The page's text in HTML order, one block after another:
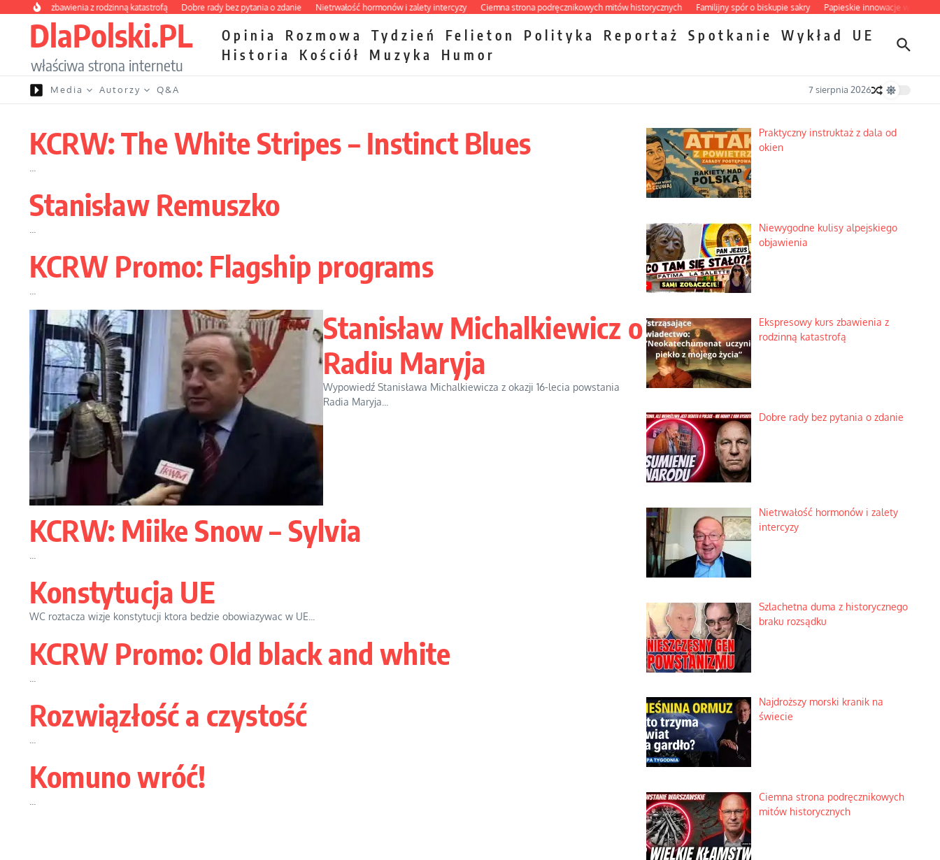
Przejdź do treści
kurs zbawienia z rodzinną katastrofą Dobre rady bez pytania o zdanie Nietrwałość hormonów i zalety intercyzy Ciemna strona podręcznikowych mitów historycznych Familijny spór o biskupie sakry Papieskie innowacje w tradycyjnym
DlaPolski.PL
właściwa strona internetu
Opinia Rozmowa Tydzień Felieton Polityka Reportaż Spotkanie Wykład
UE
Historia
Kościół Muzyka Humor
Media Autorzy Q&A 7 sierpnia 2026
KCRW: The White Stripes – Instinct Blues
Stanisław Remuszko
KCRW Promo: Flagship programs
Stanisław Michalkiewicz o
Radiu Maryja
Wypowiedź Stanisława Michalkiewicza z okazji 16-lecia powstania
Radia Maryja...
KCRW: Miike Snow – Sylvia
Konstytucja UE
WC roztacza wizje konstytucji ktora bedzie obowiazywac w UE...
KCRW Promo: Old black and white
Rozwiązłość a czystość
Komuno wróć!
Praktyczny instruktaż z dala od
okien
Niewygodne kulisy alpejskiego
objawienia
Ekspresowy kurs zbawienia z
rodzinną katastrofą
Dobre rady bez pytania o zdanie
Nietrwałość hormonów i zalety
intercyzy
Szlachetna duma z historycznego
braku rozsądku
Najdroższy morski kranik na
świecie
Ciemna strona podręcznikowych
mitów historycznych